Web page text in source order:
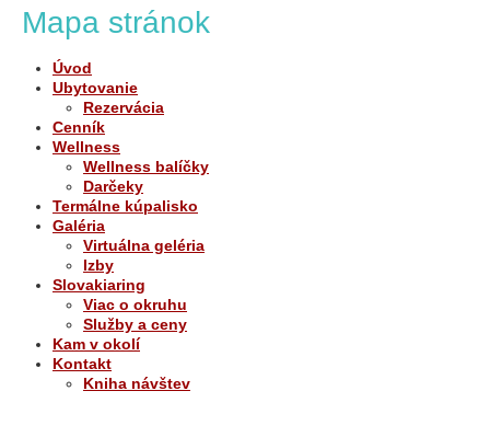
Mapa stránok
Úvod
Ubytovanie
Rezervácia
Cenník
Wellness
Wellness balíčky
Darčeky
Termálne kúpalisko
Galéria
Virtuálna geléria
Izby
Slovakiaring
Viac o okruhu
Služby a ceny
Kam v okolí
Kontakt
Kniha návštev